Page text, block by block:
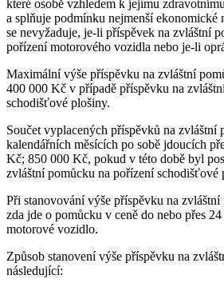
které osobě vzhledem k jejímu
a splňuje podmínku nejmenší ekonomické
se nevyžaduje, je-li příspěvek na zvláštní
pořízení motorového vozidla nebo je-li
Maximální výše příspěvku na zvláštní
400 000 Kč v případě příspěvku na
schodišťové plošiny.
Součet vyplacených příspěvků na zvláštní
kalendářních měsících po sobě jdoucích
Kč; 850 000 Kč, pokud v této době byl
zvláštní pomůcku na pořízení schodišťové
Při stanovování výše příspěvku na zvláštní
zda jde o pomůcku v ceně do nebo přes
motorové vozidlo.
Způsob stanovení výše příspěvku na
následující: